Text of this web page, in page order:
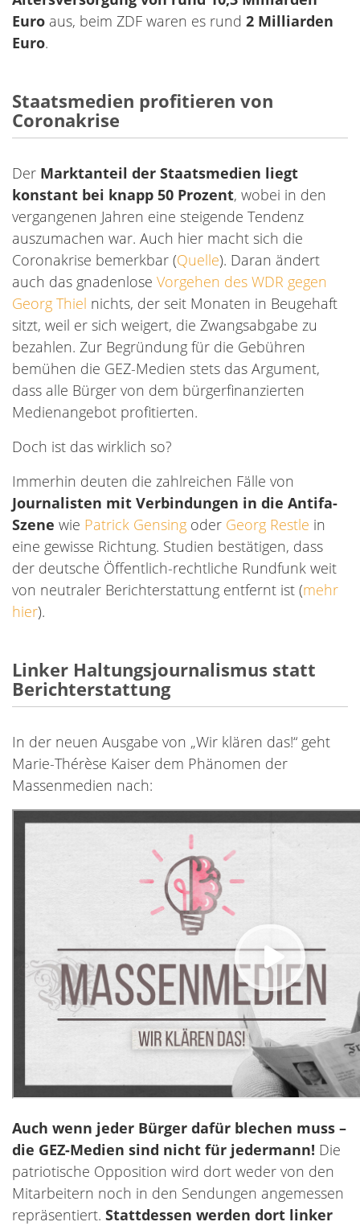
Euro aus, beim ZDF waren es rund 2 Milliarden
Euro.
Staatsmedien profitieren von
Coronakrise
Der Marktanteil der Staatsmedien liegt
konstant bei knapp 50 Prozent, wobei in den
vergangenen Jahren eine steigende Tendenz
auszumachen war. Auch hier macht sich die
Coronakrise bemerkbar (Quelle). Daran ändert
auch das gnadenlose Vorgehen des WDR gegen
Georg Thiel nichts, der seit Monaten in Beugehaft
sitzt, weil er sich weigert, die Zwangsabgabe zu
bezahlen. Zur Begründung für die Gebühren
bemühen die GEZ-Medien stets das Argument,
dass alle Bürger von dem bürgerfinanzierten
Medienangebot profitierten.
Doch ist das wirklich so?
Immerhin deuten die zahlreichen Fälle von
Journalisten mit Verbindungen in die Antifa-
Szene wie Patrick Gensing oder Georg Restle in
eine gewisse Richtung. Studien bestätigen, dass
der deutsche Öffentlich-rechtliche Rundfunk weit
von neutraler Berichterstattung entfernt ist (mehr
hier).
Linker Haltungsjournalismus statt
Berichterstattung
In der neuen Ausgabe von „Wir klären das!“ geht
Marie-Thérèse Kaiser dem Phänomen der
Massenmedien nach:
Auch wenn jeder Bürger dafür blechen muss –
die GEZ-Medien sind nicht für jedermann! Die
patriotische Opposition wird dort weder von den
Mitarbeitern noch in den Sendungen angemessen
repräsentiert. Stattdessen werden dort linker